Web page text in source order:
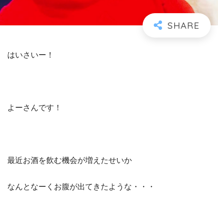
はいさいー！
よーさんです！
最近お酒を飲む機会が増えたせいか
なんとなーくお腹が出てきたような・・・